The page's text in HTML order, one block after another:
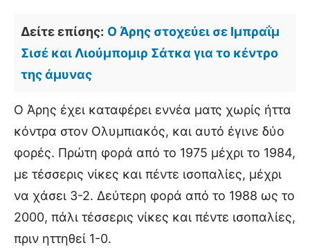
Δείτε επίσης: Ο Άρης στοχεύει σε Ιμπραΐμ
Σισέ και Λιούμπομιρ Σάτκα για το κέντρο
της άμυνας
Ο Άρης έχει καταφέρει εννέα ματς χωρίς ήττα
κόντρα στον Ολυμπιακός, και αυτό έγινε δύο
φορές. Πρώτη φορά από το 1975 μέχρι το 1984,
με τέσσερις νίκες και πέντε ισοπαλίες, μέχρι
να χάσει 3-2. Δεύτερη φορά από το 1988 ως το
2000, πάλι τέσσερις νίκες και πέντε ισοπαλίες,
πριν ηττηθεί 1-0.